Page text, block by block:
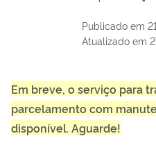
Publicado em
Atualizado em
Em breve, o serviço para
parcelamento com
disponível. Aguarde!